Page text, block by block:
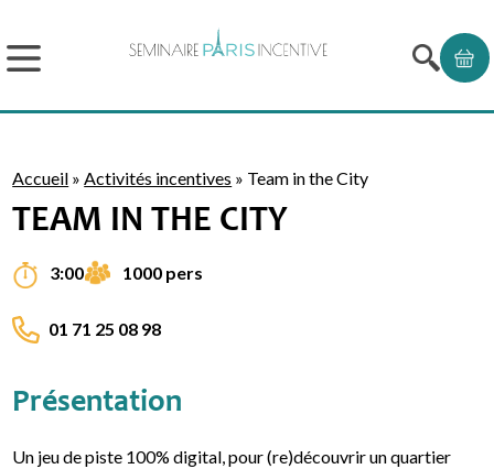
Accueil »Activités incentives » Team in the City
TEAM IN THE CITY
3:00 1000 pers
01 71 25 08 98
Présentation
Un jeu de piste 100% digital, pour (re)découvrir un quartier